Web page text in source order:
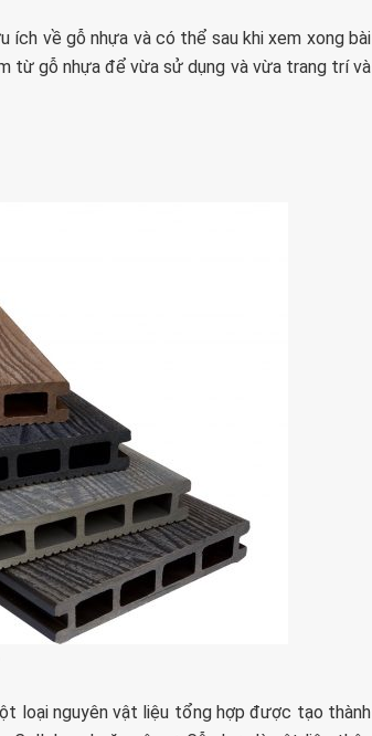
ích về gỗ nhựa và có thể sau khi xem xong bài
từ gỗ nhựa để vừa sử dụng và vừa trang trí và
loại nguyên vật liệu tổng hợp được tạo thành